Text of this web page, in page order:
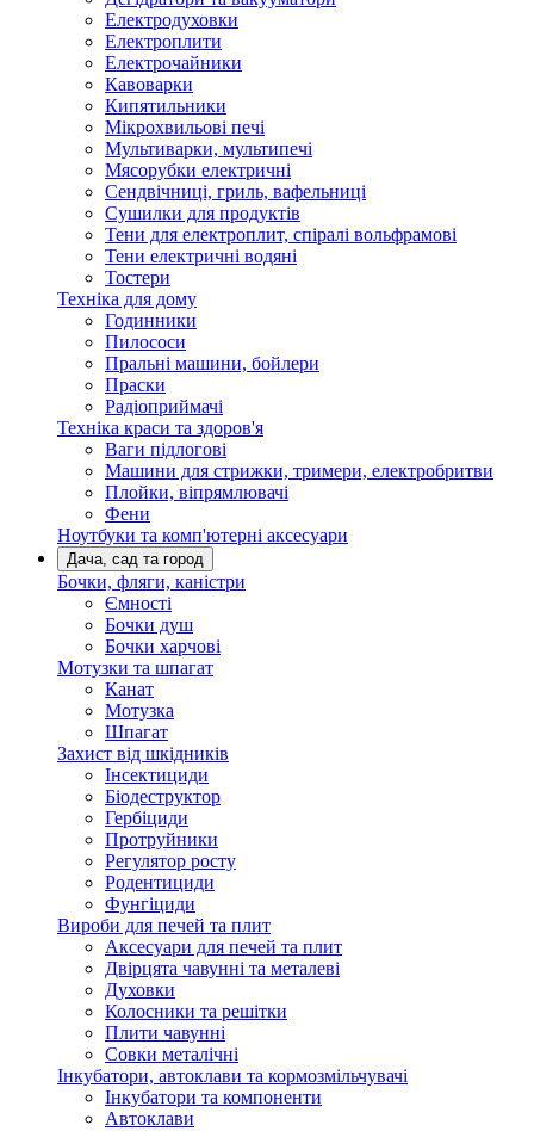
Електродуховки
Електроплити
Електрочайники
Кавоварки
Кипятильники
Мікрохвильові печі
Мультиварки, мультипечі
Мясорубки електричні
Сендвічниці, гриль, вафельниці
Сушилки для продуктів
Тени для електроплит, спіралі вольфрамові
Тени електричні водяні
Тостери
Техніка для дому
Годинники
Пилососи
Пральні машини, бойлери
Праски
Радіоприймачі
Техніка краси та здоров'я
Ваги підлогові
Машини для стрижки, тримери, електробритви
Плойки, віпрямлювачі
Фени
Ноутбуки та комп'ютерні аксесуари
Дача, сад та город
Бочки, фляги, каністри
Ємності
Бочки душ
Бочки харчові
Мотузки та шпагат
Канат
Мотузка
Шпагат
Захист від шкідників
Інсектициди
Біодеструктор
Гербіциди
Протруйники
Регулятор росту
Родентициди
Фунгіциди
Вироби для печей та плит
Аксесуари для печей та плит
Двірцята чавунні та металеві
Духовки
Колосники та решітки
Плити чавунні
Совки металічні
Інкубатори, автоклави та кормозмільчувачі
Інкубатори та компоненти
Автоклави